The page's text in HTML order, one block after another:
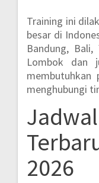
Training ini
besar di
Bandung, Bali,
Lombok dan
menghubungi
2026